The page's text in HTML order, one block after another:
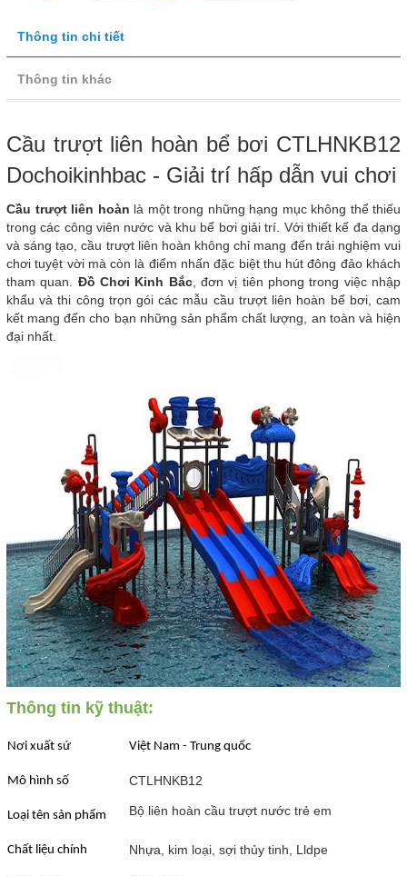
Thông tin chi tiết
Thông tin khác
Cầu trượt liên hoàn bể bơi CTLHNKB12
Dochoikinhbac - Giải trí hấp dẫn vui chơi
Cầu trượt liên hoàn là một trong những hạng mục không thể thiếu
trong các công viên nước và khu bể bơi giải trí. Với thiết kế đa dạng
và sáng tạo, cầu trượt liên hoàn không chỉ mang đến trải nghiệm vui
chơi tuyệt vời mà còn là điểm nhấn đặc biệt thu hút đông đảo khách
tham quan. Đồ Chơi Kinh Bắc, đơn vị tiên phong trong việc nhập
khẩu và thi công trọn gói các mẫu cầu trượt liên hoàn bể bơi, cam
kết mang đến cho bạn những sản phẩm chất lượng, an toàn và hiện
đại nhất.
Thông tin kỹ thuật:
Nơi xuất sứ Việt Nam - Trung quốc
Mô hình số CTLHNKB12
Loại tên sản phẩm Bộ liên hoàn cầu trượt nước trẻ em
Chất liệu chính Nhựa, kim loại, sợi thủy tinh, Lldpe